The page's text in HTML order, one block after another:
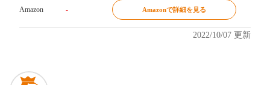
Amazon - Amazonで詳細を見る
2022/10/07 更新